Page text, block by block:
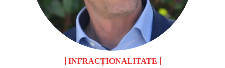
INFRACȚIONALITATE